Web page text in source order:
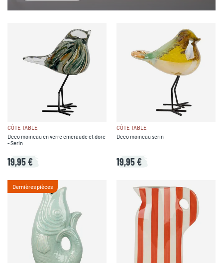
CÔTÉ TABLE
Deco moineau en verre émeraude et doré
- Serin
19,95 €
CÔTÉ TABLE
Deco moineau serin
19,95 €
Dernières pièces